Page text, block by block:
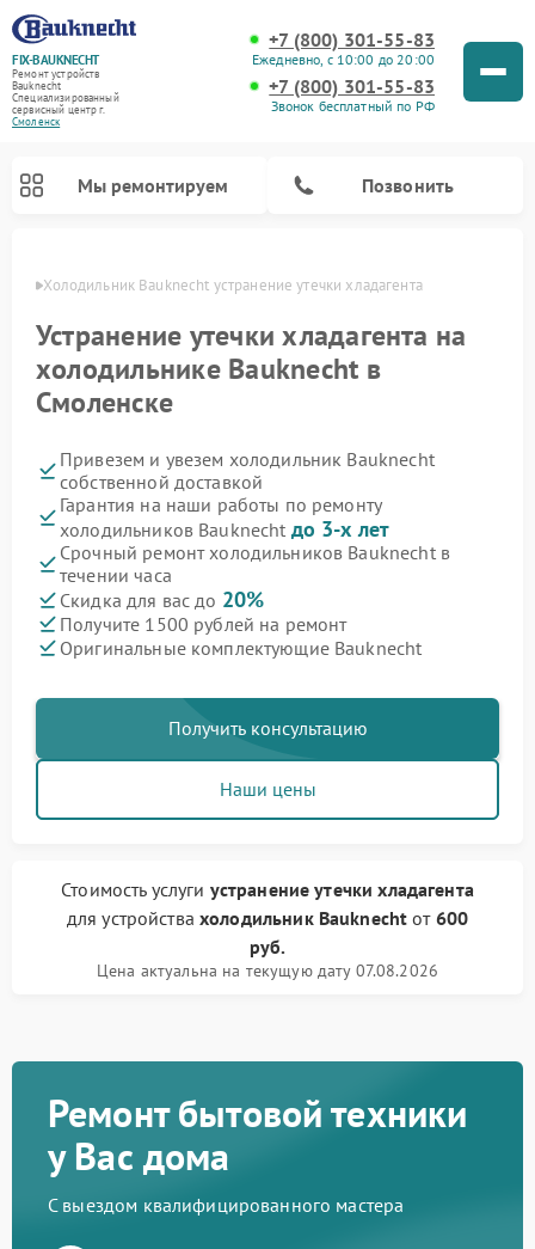
FIX-BAUKNECHT
Ремонт устройств
Bauknecht
Специализированный
cервисный центр г.
Смоленск
+7 (800) 301-55-83
Ежедневно, с 10:00 до 20:00
+7 (800) 301-55-83
Звонок бесплатный по РФ
Мы ремонтируем Позвонить
Холодильник Bauknecht устранение утечки хладагента
Устранение утечки хладагента на
холодильнике Bauknecht в
Смоленске
Привезем и увезем холодильник Bauknecht
собственной доставкой
Гарантия на наши работы по ремонту
холодильников Bauknecht до 3-х лет
Срочный ремонт холодильников Bauknecht в
течении часа
Скидка для вас до 20%
Получите 1500 рублей на ремонт
Оригинальные комплектующие Bauknecht
Получить консультацию
Наши цены
Стоимость услуги устранение утечки хладагента
для устройствахолодильник Bauknecht от 600
руб.
Цена актуальна на текущую дату 07.08.2026
Ремонт бытовой техники
у Вас дома
С выездом квалифицированного мастера